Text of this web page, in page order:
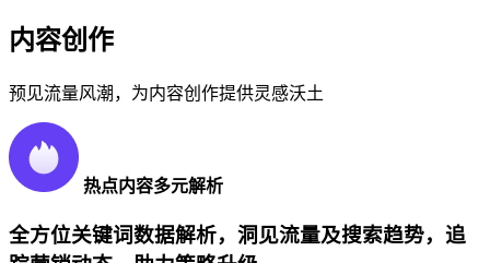
内容创作
预见流量风潮，为内容创作提供灵感沃土
热点内容多元解析
全方位关键词数据解析，洞见流量及搜索趋势，追